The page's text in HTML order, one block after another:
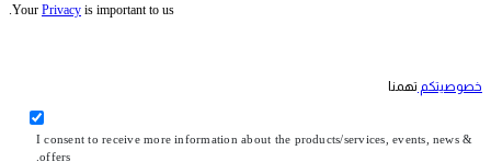
Your Privacy is important to us.
خصوصيتكم تهمنا
I consent to receive more information about the products/services, events, news &
offers.